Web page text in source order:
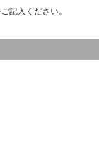
記入ください。